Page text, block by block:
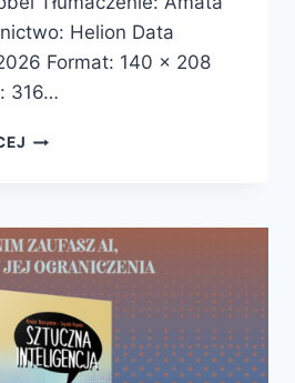
Helion Data
Format: 140 x 208
316…
PIERWIASTKI
JAK
BLASK
RADU
OŚWIETLIŁ
DROGĘ
KOBIETOM
W